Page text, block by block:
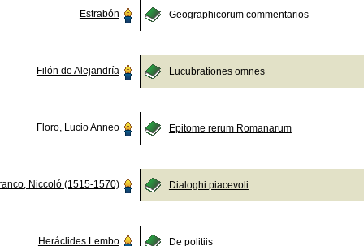
Estrabón Geographicorum commentarios
Filón de Alejandría Lucubrationes omnes
Floro, Lucio Anneo Epitome rerum Romanarum
Niccoló (1515-1570) Dialoghi piacevoli
Heráclides Lembo De politiis